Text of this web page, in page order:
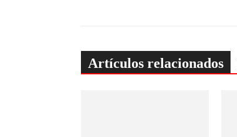
Artículos relacionados